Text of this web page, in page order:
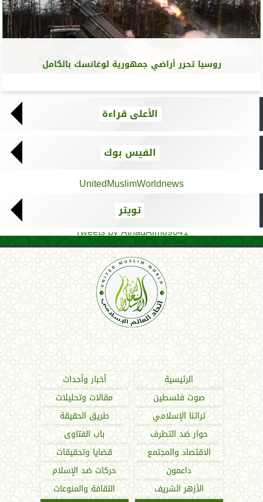
روسيا تحرر أراضي جمهورية لوغانسك بالكامل
الأعلى قراءة
الفيس بوك
UnitedMuslimWorldnews
تويتر
Tweets by AthadAlm69641
اتحاد العالم الإسلامي
الرئيسية
أخبار وأحداث
صوت فلسطين
مقالات وتحليلات
تراثنا الإسلامي
طريق الحقيقة
حوار ضد التطرف
باب الفتاوى
الاقتصاد والمجتمع
قضايا وتحقيقات
داعمون
حركات ضد الإسلام
الأزهر الشريف
الثقافة والمنوعات